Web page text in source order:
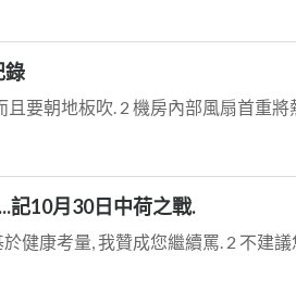
錄
要朝地板吹. 2 機房內部風扇首重將
記10月30日中荷之戰.
健康考量, 我贊成您繼續罵. 2 不建議